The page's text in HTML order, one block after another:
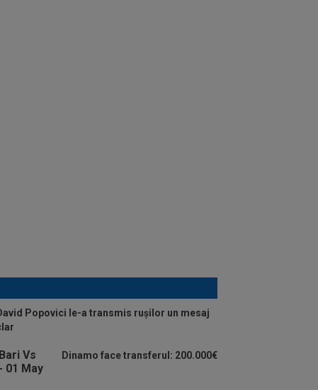
Popovici le-a transmis rușilor un mesaj
Dinamo face transferul: 200.000€